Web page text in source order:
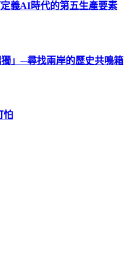
義AI時代的第五生產要素
」─尋找兩岸的歷史共鳴箱
怕